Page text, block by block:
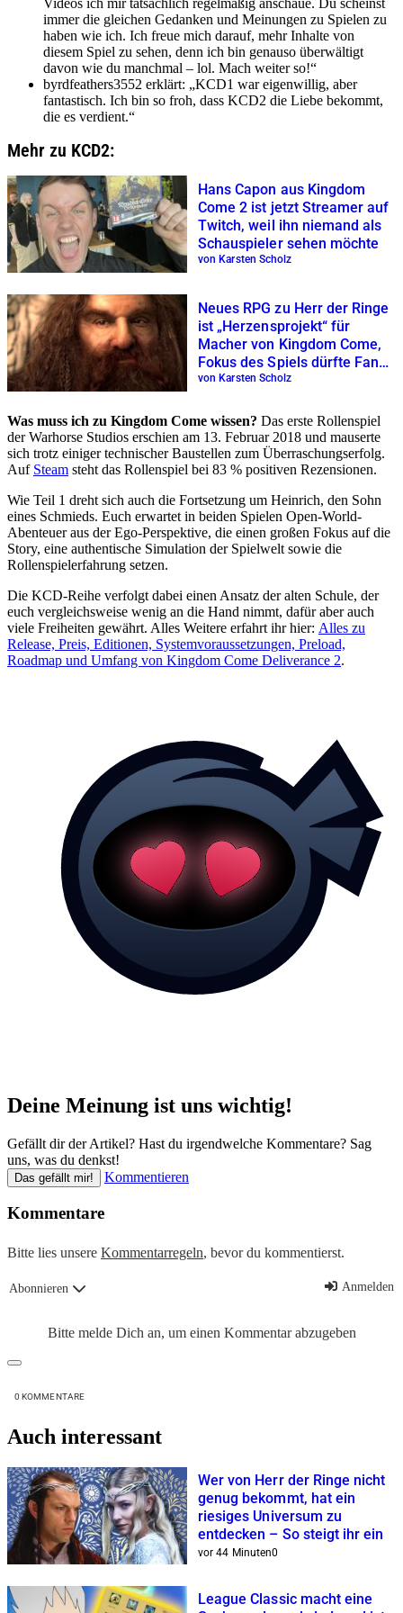
immer die gleichen Gedanken und Meinungen zu Spielen zu
haben wie ich. Ich freue mich darauf, mehr Inhalte von
diesem Spiel zu sehen, denn ich bin genauso überwältigt
davon wie du manchmal – lol. Mach weiter so!“
byrdfeathers3552 erklärt: „KCD1 war eigenwillig, aber
fantastisch. Ich bin so froh, dass KCD2 die Liebe bekommt,
die es verdient.“
Mehr zu KCD2:
Hans Capon aus Kingdom
Come 2 ist jetzt Streamer auf
Twitch, weil ihn niemand als
Schauspieler sehen möchte
von Karsten Scholz
Neues RPG zu Herr der Ringe
ist „Herzensprojekt“ für
Macher von Kingdom Come,
Fokus des Spiels dürfte Fans
gefallen
von Karsten Scholz
Was muss ich zu Kingdom Come wissen? Das erste Rollenspiel
der Warhorse Studios erschien am 13. Februar 2018 und mauserte
sich trotz einiger technischer Baustellen zum Überraschungserfolg.
Auf Steam steht das Rollenspiel bei 83 % positiven Rezensionen.
Wie Teil 1 dreht sich auch die Fortsetzung um Heinrich, den Sohn
eines Schmieds. Euch erwartet in beiden Spielen Open-World-
Abenteuer aus der Ego-Perspektive, die einen großen Fokus auf die
Story, eine authentische Simulation der Spielwelt sowie die
Rollenspielerfahrung setzen.
Die KCD-Reihe verfolgt dabei einen Ansatz der alten Schule, der
euch vergleichsweise wenig an die Hand nimmt, dafür aber auch
viele Freiheiten gewährt. Alles Weitere erfahrt ihr hier: Alles zu
Release, Preis, Editionen, Systemvoraussetzungen, Preload,
Roadmap und Umfang von Kingdom Come Deliverance 2.
Deine Meinung ist uns wichtig!
Gefällt dir der Artikel? Hast du irgendwelche Kommentare? Sag
uns, was du denkst!
Das gefällt mir! Kommentieren
Kommentare
Bitte lies unsere Kommentarregeln, bevor du kommentierst.
Abonnieren Anmelden
Bitte melde Dich an, um einen Kommentar abzugeben
0 KOMMENTARE
Auch interessant
Wer von Herr der Ringe nicht
genug bekommt, hat ein
riesiges Universum zu
entdecken – So steigt ihr ein
vor 44 Minuten0
League Classic macht eine